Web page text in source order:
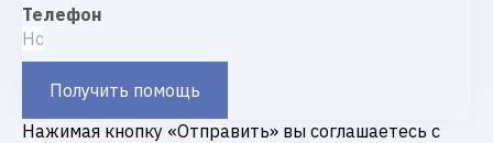
Телефон
Получить помощь
Нажимая кнопку «Отправить» вы соглашаетесь с